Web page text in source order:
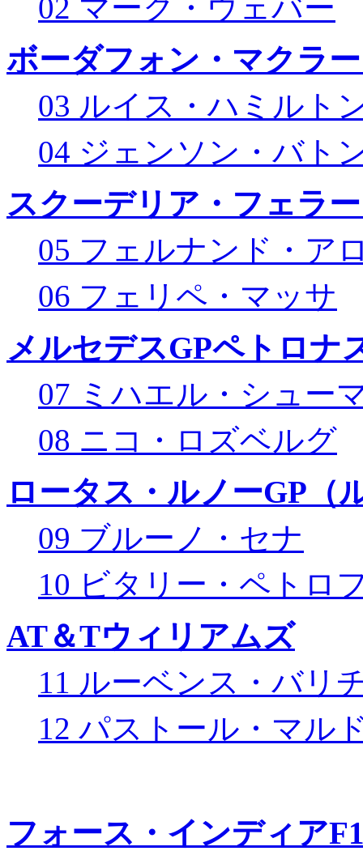
02 マーク・ウェバー
ボーダフォン・マクラ
03 ルイス・ハミルト
04 ジェンソン・バト
スクーデリア・フェラ
05 フェルナンド・ア
06 フェリペ・マッサ
メルセデスGPペトロナ
07 ミハエル・シュー
08 ニコ・ロズベルグ
ロータス・ルノーGP（
09 ブルーノ・セナ
10 ビタリー・ペトロ
AT＆Tウィリアムズ
11 ルーベンス・バリ
12 パストール・マル
フォース・インディア